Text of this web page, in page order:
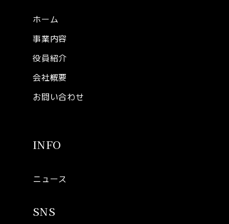
ホーム
事業内容
役員紹介
会社概要
お問い合わせ
INFO
ニュース
SNS